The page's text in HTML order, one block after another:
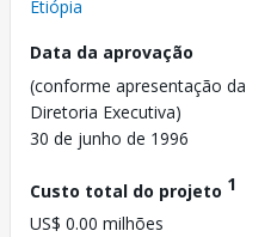
Etiópia
Data da aprovação
(conforme apresentação da
Diretoria Executiva)
30 de junho de 1996
Custo total do projeto 1
US$ 0.00 milhões